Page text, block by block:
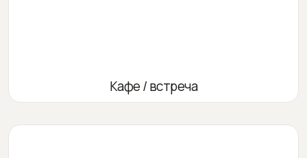
Кафе / встреча